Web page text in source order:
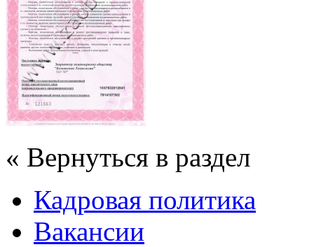
« Вернуться в раздел
Кадровая политика
Вакансии